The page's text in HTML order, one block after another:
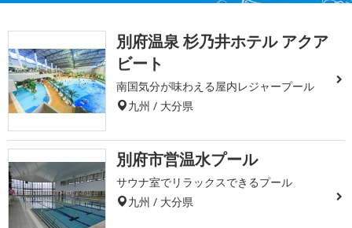
別府温泉 杉乃井ホテル アクア
ビート
南国気分が味わえる屋内レジャープール
九州 / 大分県
別府市営温水プール
サウナ室でリラックスできるプール
九州 / 大分県